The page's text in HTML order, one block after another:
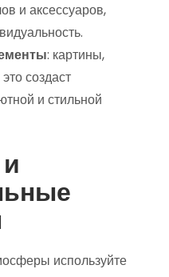
и аксессуаров,
: картины,
создаст
и стильной
используйте